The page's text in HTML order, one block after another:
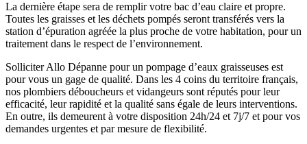
La dernière étape sera de remplir votre bac d’eau claire et propre.
Toutes les graisses et les déchets pompés seront transférés vers la
station d’épuration agréée la plus proche de votre habitation, pour un
traitement dans le respect de l’environnement.
Solliciter Allo Dépanne pour un pompage d’eaux graisseuses est
pour vous un gage de qualité. Dans les 4 coins du territoire français,
nos plombiers déboucheurs et vidangeurs sont réputés pour leur
efficacité, leur rapidité et la qualité sans égale de leurs interventions.
En outre, ils demeurent à votre disposition 24h/24 et 7j/7 et pour vos
demandes urgentes et par mesure de flexibilité.